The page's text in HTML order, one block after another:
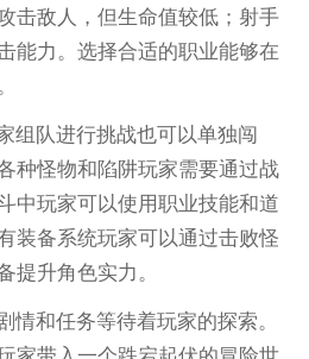
击敌人，但生命值较低；射手
能力。选择合适的职业能够在
组队进行挑战也可以单独闯
种怪物和陷阱玩家需要通过战
中玩家可以使用职业技能和道
装备系统玩家可以通过击败怪
提升角色实力。
情和任务等待着玩家的探索。